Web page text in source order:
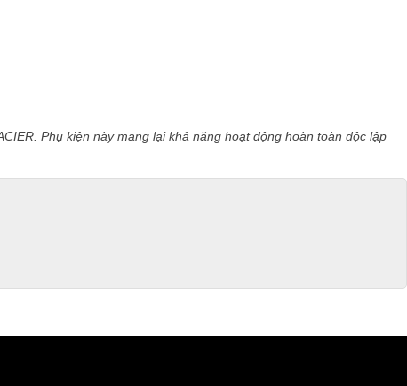
Phụ kiện này mang lại khả năng hoạt động hoàn toàn độc lập